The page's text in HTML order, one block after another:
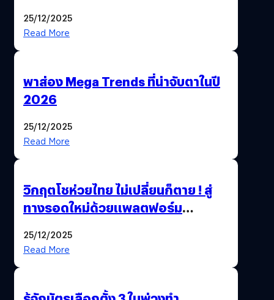
25/12/2025
Read More
พาส่อง Mega Trends ที่น่าจับตาในปี
2026
25/12/2025
Read More
วิกฤตโชห่วยไทย ไม่เปลี่ยนก็ตาย ! สู่
ทางรอดใหม่ด้วยแพลตฟอร์ม
25/12/2025
Read More